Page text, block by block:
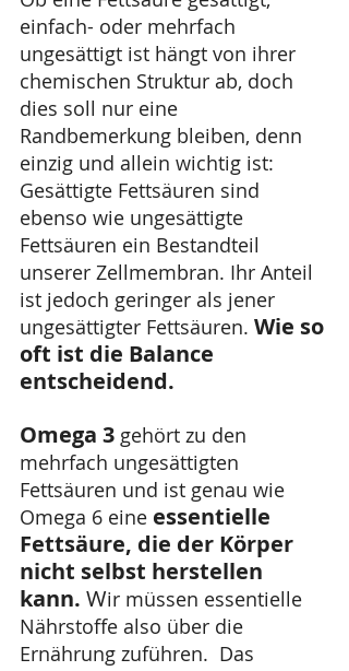
einfach- oder mehrfach
ungesättigt ist hängt von ihrer
chemischen Struktur ab, doch
dies soll nur eine
Randbemerkung bleiben, denn
einzig und allein wichtig ist:
Gesättigte Fettsäuren sind
ebenso wie ungesättigte
Fettsäuren ein Bestandteil
unserer Zellmembran. Ihr Anteil
ist jedoch geringer als jener
ungesättigter Fettsäuren. Wie so
oft ist die Balance
entscheidend.
Omega 3 gehört zu den
mehrfach ungesättigten
Fettsäuren und ist genau wie
Omega 6 eine essentielle
Fettsäure, die der Körper
nicht selbst herstellen
kann. Wir müssen essentielle
Nährstoffe also über die
Ernährung zuführen.  Das